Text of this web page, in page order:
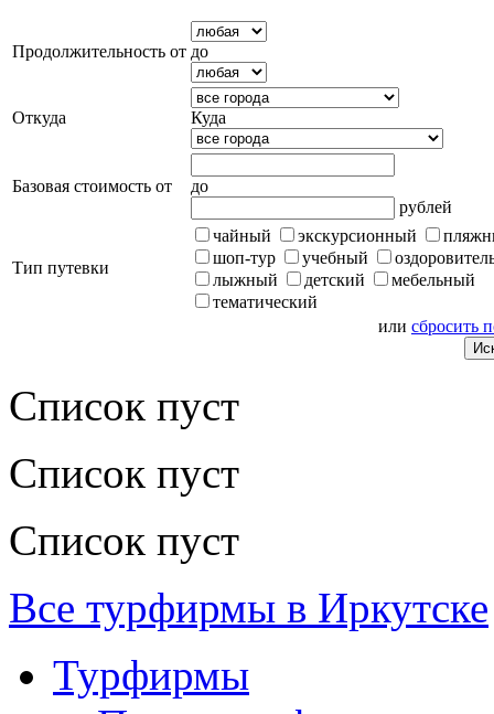
Продолжительность от до
Откуда Куда
Базовая стоимость от
до
рублей
Тип путевки
чайный экскурсионный
шоп-тур
учебный
лыжный
детский
мебельный
тематический
или сбросить
Список пуст
Список пуст
Список пуст
Все турфирмы в Иркутске
Турфирмы